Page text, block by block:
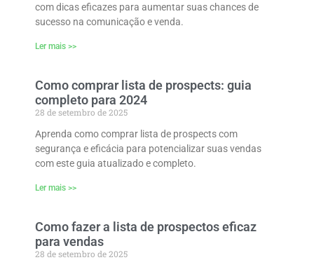
com dicas eficazes para aumentar suas chances de
sucesso na comunicação e venda.
Ler mais >>
Como comprar lista de prospects: guia
completo para 2024
28 de setembro de 2025
Aprenda como comprar lista de prospects com
segurança e eficácia para potencializar suas vendas
com este guia atualizado e completo.
Ler mais >>
Como fazer a lista de prospectos eficaz
para vendas
28 de setembro de 2025